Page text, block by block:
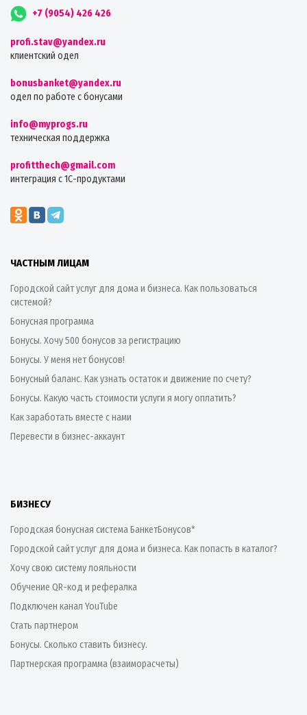
+7 (9054) 426 426
profi.stav@yandex.ru
клиентский одел
bonusbanket@yandex.ru
одел по работе с бонусами
info@myprogs.ru
техническая поддержка
profitthech@gmail.com
интеграция с 1С-продуктами
ЧАСТНЫМ ЛИЦАМ
Городской сайт услуг для дома и бизнеса. Как пользоваться
системой?
Бонусная программа
Бонусы. Хочу 500 бонусов за регистрацию
Бонусы. У меня нет бонусов!
Бонусный баланс. Как узнать остаток и движение по счету?
Бонусы. Какую часть стоимости услуги я могу оплатить?
Как заработать вместе с нами
Перевести в бизнес-аккаунт
БИЗНЕСУ
Городская бонусная система БанкетБонусов*
Городской сайт услуг для дома и бизнеса. Как попасть в каталог?
Хочу свою систему лояльности
Обучение QR-код и рефералка
Подключен канал YouTube
Стать партнером
Бонусы. Сколько ставить бизнесу.
Партнерская программа (взаиморасчеты)